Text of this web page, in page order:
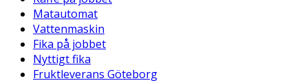
Matautomat
Vattenmaskin
Fika på jobbet
Nyttigt fika
Fruktleverans Göteborg